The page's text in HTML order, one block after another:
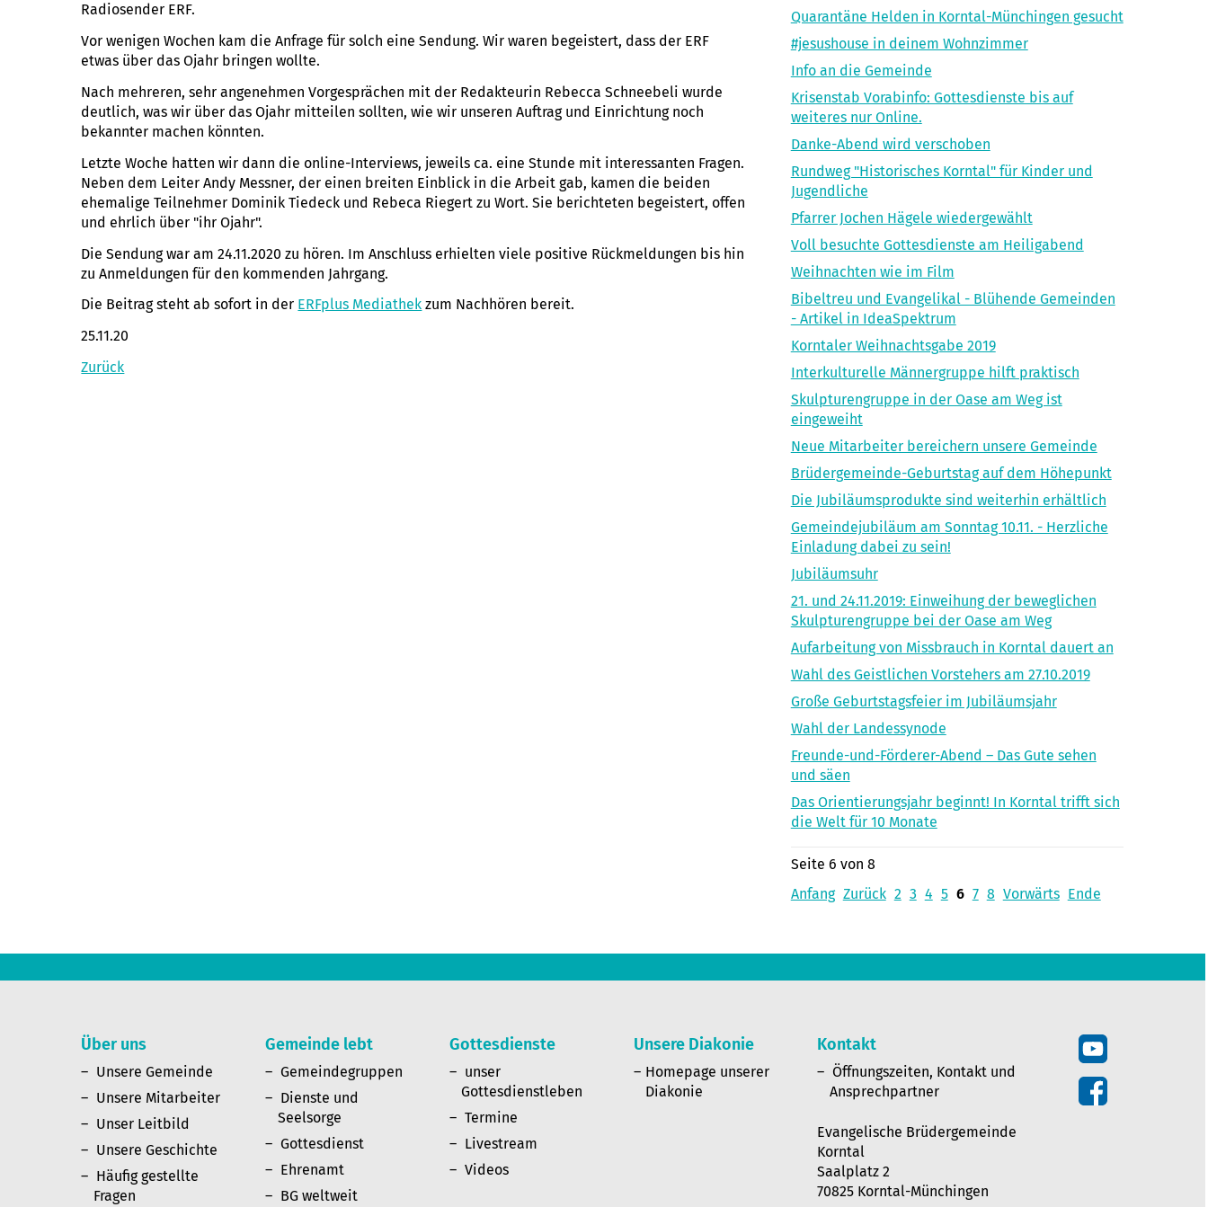
Radiosender ERF.
Vor wenigen Wochen kam die Anfrage für solch eine Sendung. Wir waren begeistert, dass der ERF
etwas über das Ojahr bringen wollte.
Nach mehreren, sehr angenehmen Vorgesprächen mit der Redakteurin Rebecca Schneebeli wurde
deutlich, was wir über das Ojahr mitteilen sollten, wie wir unseren Auftrag und Einrichtung noch
bekannter machen könnten.
Letzte Woche hatten wir dann die online-Interviews, jeweils ca. eine Stunde mit interessanten Fragen.
Neben dem Leiter Andy Messner, der einen breiten Einblick in die Arbeit gab, kamen die beiden
ehemalige Teilnehmer Dominik Tiedeck und Rebeca Riegert zu Wort. Sie berichteten begeistert, offen
und ehrlich über "ihr Ojahr".
Die Sendung war am 24.11.2020 zu hören. Im Anschluss erhielten viele positive Rückmeldungen bis hin
zu Anmeldungen für den kommenden Jahrgang.
Die Beitrag steht ab sofort in der ERFplus Mediathek zum Nachhören bereit.
25.11.20
Zurück
Quarantäne Helden in Korntal-Münchingen gesucht
#jesushouse in deinem Wohnzimmer
Info an die Gemeinde
Krisenstab Vorabinfo: Gottesdienste bis auf
weiteres nur Online.
Danke-Abend wird verschoben
Rundweg "Historisches Korntal" für Kinder und
Jugendliche
Pfarrer Jochen Hägele wiedergewählt
Voll besuchte Gottesdienste am Heiligabend
Weihnachten wie im Film
Bibeltreu und Evangelikal - Blühende Gemeinden
- Artikel in IdeaSpektrum
Korntaler Weihnachtsgabe 2019
Interkulturelle Männergruppe hilft praktisch
Skulpturengruppe in der Oase am Weg ist
eingeweiht
Neue Mitarbeiter bereichern unsere Gemeinde
Brüdergemeinde-Geburtstag auf dem Höhepunkt
Die Jubiläumsprodukte sind weiterhin erhältlich
Gemeindejubiläum am Sonntag 10.11. - Herzliche
Einladung dabei zu sein!
Jubiläumsuhr
21. und 24.11.2019: Einweihung der beweglichen
Skulpturengruppe bei der Oase am Weg
Aufarbeitung von Missbrauch in Korntal dauert an
Wahl des Geistlichen Vorstehers am 27.10.2019
Große Geburtstagsfeier im Jubiläumsjahr
Wahl der Landessynode
Freunde-und-Förderer-Abend – Das Gute sehen
und säen
Das Orientierungsjahr beginnt! In Korntal trifft sich
die Welt für 10 Monate
Seite 6 von 8
Anfang Zurück 2 3 4 5 6 7 8 Vorwärts Ende
Über uns
Unsere Gemeinde
Unsere Mitarbeiter
Unser Leitbild
Unsere Geschichte
Häufig gestellte
Fragen
Gemeinde lebt
Gemeindegruppen
Dienste und
Seelsorge
Gottesdienst
Ehrenamt
BG weltweit
Gottesdienste
unser
Gottesdienstleben
Termine
Livestream
Videos
Unsere Diakonie
Homepage unserer
Diakonie
Kontakt
Öffnungszeiten, Kontakt und
Ansprechpartner
Evangelische Brüdergemeinde
Korntal
Saalplatz 2
70825 Korntal-Münchingen